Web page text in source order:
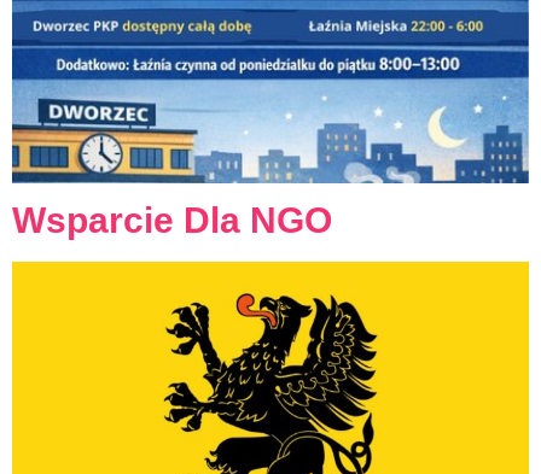
Wsparcie Dla NGO